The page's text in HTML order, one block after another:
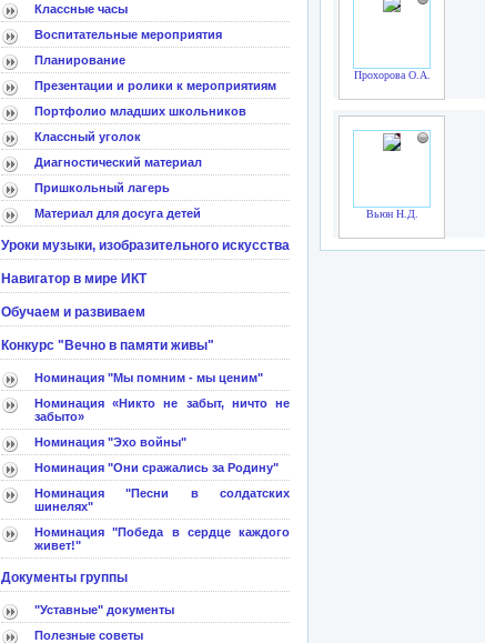
Классные часы
Воспитательные мероприятия
Планирование
Презентации и ролики к мероприятиям
Портфолио младших школьников
Классный уголок
Диагностический материал
Пришкольный лагерь
Материал для досуга детей
Уроки музыки, изобразительного искусства
Навигатор в мире ИКТ
Обучаем и развиваем
Конкурс "Вечно в памяти живы"
Номинация "Мы помним - мы ценим"
Номинация «Никто не забыт, ничто не
забыто»
Номинация "Эхо войны"
Номинация "Они сражались за Родину"
Номинация "Песни в солдатских
шинелях"
Номинация "Победа в сердце каждого
живет!"
Документы группы
"Уставные" документы
Полезные советы
Прохорова О.А.
Вьюн Н.Д.